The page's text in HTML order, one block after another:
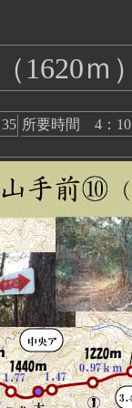
ｍ）
所要時間 4：10